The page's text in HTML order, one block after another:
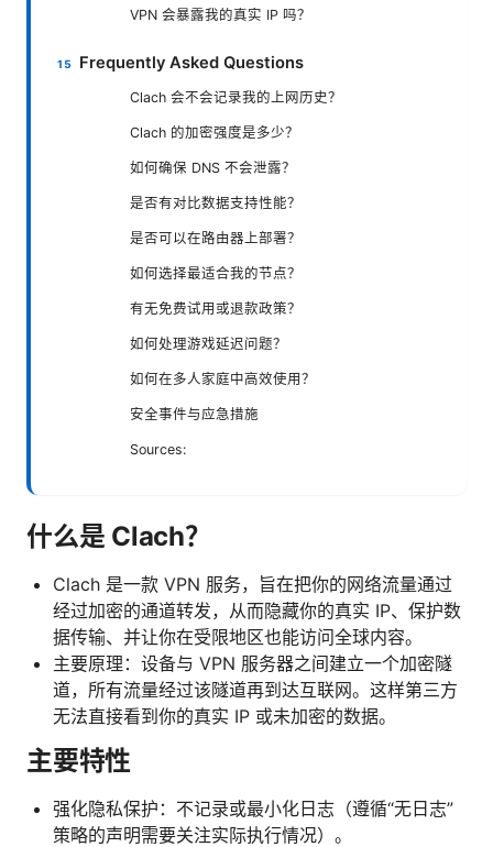
VPN 会暴露我的真实 IP 吗？
Frequently Asked Questions
Clach 会不会记录我的上网历史？
Clach 的加密强度是多少？
如何确保 DNS 不会泄露？
是否有对比数据支持性能？
是否可以在路由器上部署？
如何选择最适合我的节点？
有无免费试用或退款政策？
如何处理游戏延迟问题？
如何在多人家庭中高效使用？
安全事件与应急措施
Sources:
什么是 Clach？
Clach 是一款 VPN 服务，旨在把你的网络流量通过
经过加密的通道转发，从而隐藏你的真实 IP、保护数
据传输、并让你在受限地区也能访问全球内容。
主要原理：设备与 VPN 服务器之间建立一个加密隧
道，所有流量经过该隧道再到达互联网。这样第三方
无法直接看到你的真实 IP 或未加密的数据。
主要特性
强化隐私保护：不记录或最小化日志（遵循“无日志”
策略的声明需要关注实际执行情况）。